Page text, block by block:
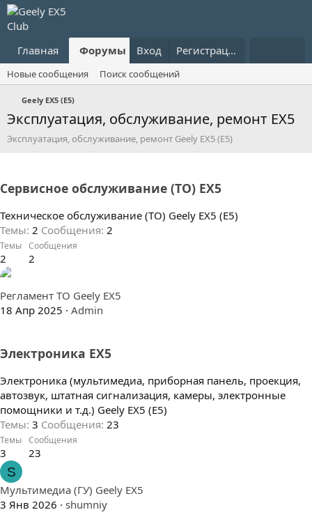
Главная Форумы Что нового?
Вход Регистрация
Новые сообщения Поиск сообщений
Geely EX5 (E5)
Эксплуатация, обслуживание, ремонт EX5
Эксплуатация, обслуживание, ремонт Geely EX5 (E5)
Сервисное обслуживание (ТО) EX5
Техническое обслуживание (ТО) Geely EX5 (E5)
Темы 2 Сообщения 2
Темы
2
Сообщения
2
Регламент ТО Geely EX5
18 Апр 2025
Admin
Электроника EX5
Электроника (мультимедиа, приборная панель, проекция,
автозвук, штатная сигнализация, камеры, электронные
помощники и т.д.) Geely EX5 (E5)
Темы 3 Сообщения 23
Темы
3
Сообщения
23
S
Мультимедиа (ГУ) Geely EX5
3 Янв 2026
shumniy